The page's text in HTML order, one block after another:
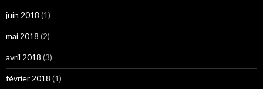
juin 2018 (1)
mai 2018 (2)
avril 2018 (3)
février 2018 (1)